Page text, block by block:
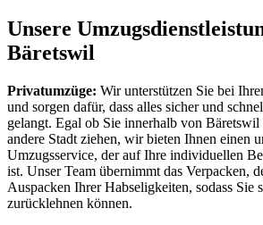
Unsere
Bäretswil
Privatumzüge: Wir unterstützen Sie bei
und sorgen dafür, dass alles sicher und
gelangt. Egal ob Sie innerhalb von
andere Stadt ziehen, wir bieten Ihnen einen
Umzugsservice, der auf Ihre individuellen
ist. Unser Team übernimmt das Verpacken,
Auspacken Ihrer Habseligkeiten, sodass Sie
zurücklehnen können.